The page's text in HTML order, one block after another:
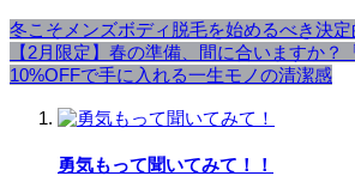
冬こそメンズボディ脱毛を始めるべき決
【2月限定】春の準備、間に合いますか？
10%OFFで手に入れる一生モノの清潔感
勇気もって聞いてみて！！